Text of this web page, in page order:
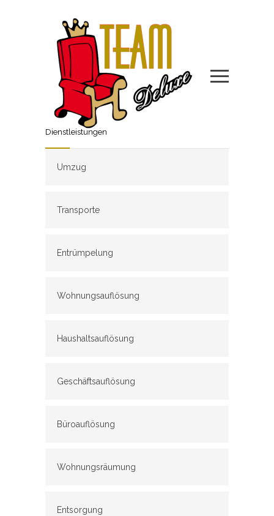
Dienstleistungen
Umzug
Transporte
Entrümpelung
Wohnungsauflösung
Haushaltsauflösung
Geschäftsauflösung
Büroauflösung
Wohnungsräumung
Entsorgung